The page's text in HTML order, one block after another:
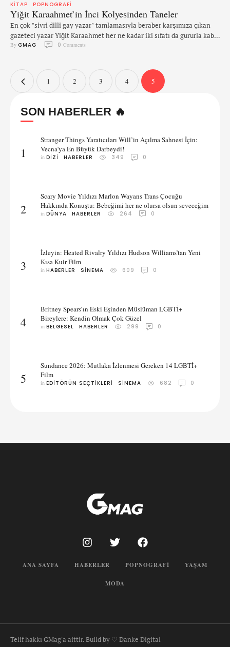
KITAP POPNOGRAFI
Yiğit Karaahmet’in İnci Kolyesinden Taneler
En çok "sivri dilli gay yazar" tamlamasıyla beraber karşımıza çıkan
gazeteci yazar Yiğit Karaahmet her ne kadar iki sıfatı da gururla kabul
etse de, bugüne kadar çeşitli gazetelerde yazdığı yazıların derlemesi
gezdirdikten sonra zaten bildiğimiz bir …
By GMAG 0 Comments
1 2 3 4 5
SON HABERLER 🔥
1
Stranger Things Yaratıcıları Will’in Açılma Sahnesi İçin:
Vecna’ya En Büyük Darbeydi!
in DIZI HABERLER 349 0
2
Scary Movie Yıldızı Marlon Wayans Trans Çocuğu
Hakkında Konuştu: Bebeğimi her ne olursa olsun seveceğim
in DÜNYA HABERLER 264 0
3
İzleyin: Heated Rivalry Yıldızı Hudson Williams’tan Yeni
Kısa Kuir Film
in HABERLER SINEMA 609 0
4
Britney Spears’ın Eski Eşinden Müslüman LGBTİ+
Bireylere: Kendin Olmak Çok Güzel
in BELGESEL HABERLER 299 0
5
Sundance 2026: Mutlaka İzlenmesi Gereken 14 LGBTİ+
Film
in EDITÖRÜN SEÇTIKLERI SINEMA 682 0
ANA SAYFA HABERLER POPNOGRAFI YAŞAM
MODA
Telif hakkı GMag'a aittir. Build by ♡ Danke Digital